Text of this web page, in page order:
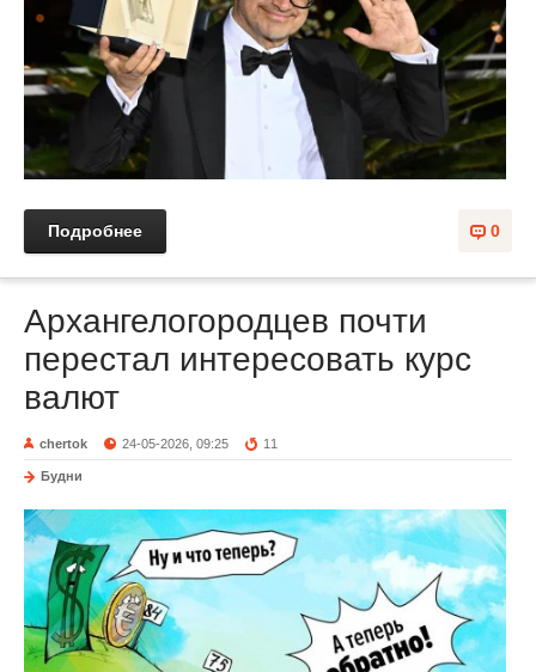
0
Подробнее
Архангелогородцев почти
перестал интересовать курс
валют
chertok 24-05-2026, 09:25 11
Будни